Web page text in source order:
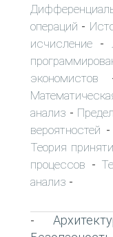
операций -
исчисление -
экономистов
анализ -
вероятностей -
Теория
процессов -
анализ -
-